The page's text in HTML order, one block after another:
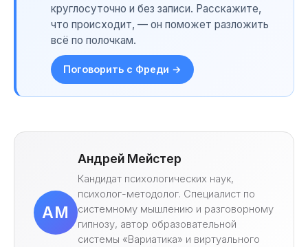
круглосуточно и без записи. Расскажите,
что происходит, — он поможет разложить
всё по полочкам.
Поговорить с Фреди →
АМ
Андрей Мейстер
Кандидат психологических наук,
психолог-методолог. Специалист по
системному мышлению и разговорному
гипнозу, автор образовательной
системы «Вариатика» и виртуального